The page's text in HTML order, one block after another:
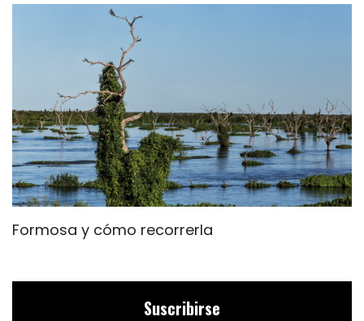
Formosa y cómo recorrerla
Suscribirse